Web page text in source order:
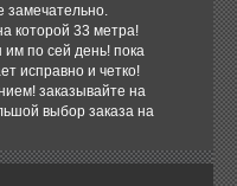
замечательно.
которой 33 метра!
им по сей день! пока
исправно и четко!
заказывайте на
выбор заказа на